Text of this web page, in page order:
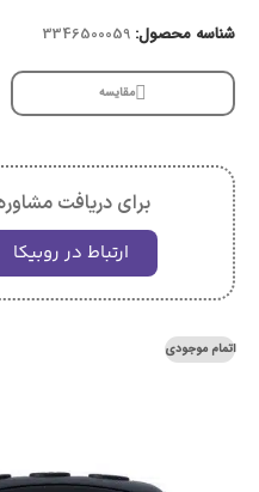
شناسه محصول: 3346500059
مقایسه
برای دریافت
ارتباط در روبیکا
اتمام موجودی